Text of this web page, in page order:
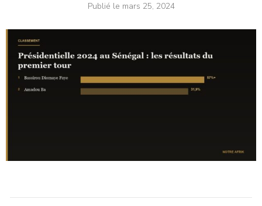
Publié le mars 25, 2024